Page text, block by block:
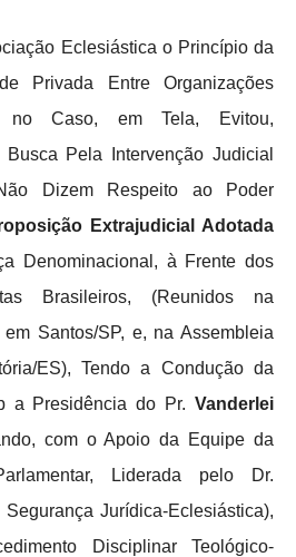
Eclesiástica o Princípio da
Privada Entre Organizações
no Caso, em Tela, Evitou,
Pela Intervenção Judicial
Dizem Respeito ao Poder
Extrajudicial Adotada
Denominacional, à Frente dos
Brasileiros, (Reunidos na
Santos/SP, e, na Assembleia
ES), Tendo a Condução da
a Presidência do Pr. Vanderlei
com o Apoio da Equipe da
Liderada pelo Dr.
Jurídica-Eclesiástica),
Disciplinar Teológico-